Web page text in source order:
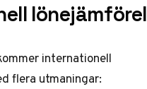
internationell
flera utmaningar: